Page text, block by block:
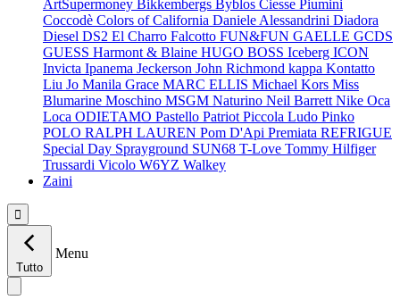
ArtSupermoney Bikkembergs Byblos Ciesse Piumini
Coccodè Colors of California Daniele Alessandrini Diadora
Diesel DS2 El Charro Falcotto FUN&FUN GAELLE GCDS
GUESS Harmont & Blaine HUGO BOSS Iceberg ICON
Invicta Ipanema Jeckerson John Richmond kappa Kontatto
Liu Jo Manila Grace MARC ELLIS Michael Kors Miss
Blumarine Moschino MSGM Naturino Neil Barrett Nike Oca
Loca ODIETAMO Pastello Patriot Piccola Ludo Pinko
POLO RALPH LAUREN Pom D'Api Premiata REFRIGUE
Special Day Sprayground SUN68 T-Love Tommy Hilfiger
Trussardi Vicolo W6YZ Walkey
Zaini

Tutto
Menu